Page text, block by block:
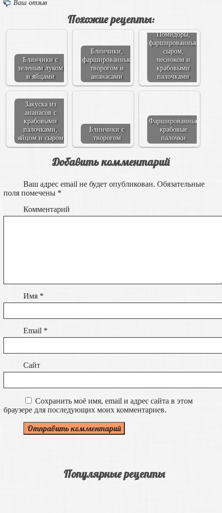
Ваш отзыв
Похожие рецепты:
Блинчики с
зеленым луком
и яйцами
Блинчики,
фаршированные
творогом и
ананасами
Помидоры,
фаршированные
сыром,
чесноком и
крабовыми
палочками
Закуска из
ананасов с
крабовыми
палочками,
яйцом и сыром
Блинчики с
творогом
Фаршированные
крабовые
палочки
Добавить комментарий
Ваш адрес email не будет опубликован. Обязательные
поля помечены *
Комментарий
Имя *
Email *
Сайт
Сохранить моё имя, email и адрес сайта в этом
браузере для последующих моих комментариев.
Популярные рецепты